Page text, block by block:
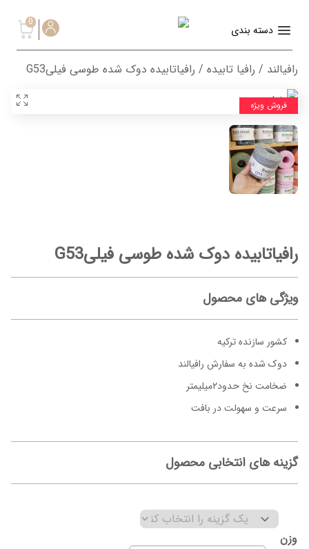
دسته بندی
0
رافیالند / رافیا تابیده / رافیاتابیده دوک شده طوسی فیلیG53
فروش ویژه
رافیاتابیده دوک شده طوسی فیلیG53
ویژگی های محصول
کشور سازنده ترکیه
دوک شده به سفارش رافیالند
ضخامت نخ حدود۲میلیمتر
سرعت و سهولت در بافت
گزینه های انتخابی محصول
وزن